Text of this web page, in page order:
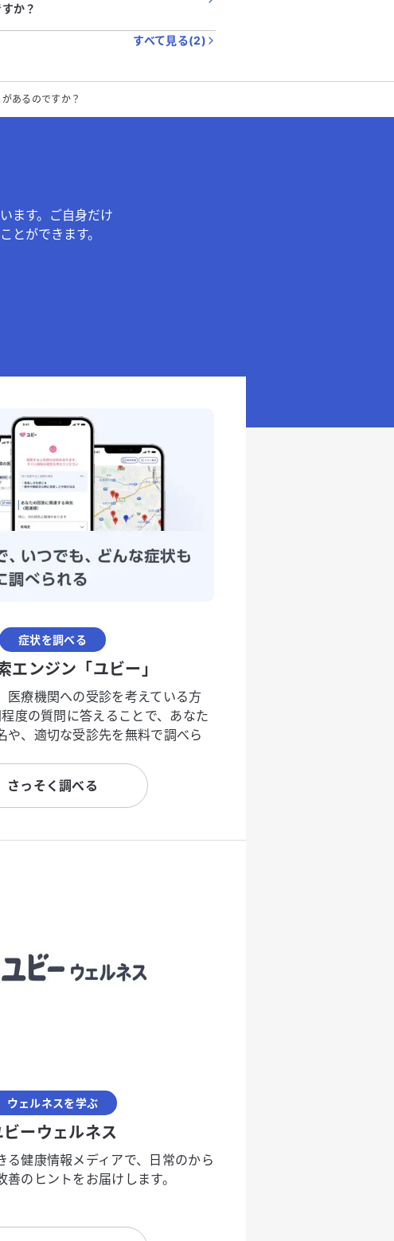
か？
すべて見る(2)
あるのですか？
ます。ご自身だけ
とができます。
症状を調べる
エンジン「ユビー」
医療機関への受診を考えている方
度の質問に答えることで、あなた
や、適切な受診先を無料で調べら
さっそく調べる
ウェルネスを学ぶ
ビーウェルネス
る健康情報メディアで、日常のから
のヒントをお届けします。